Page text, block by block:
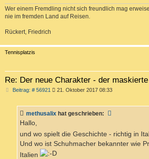
Wer einem Fremdling nicht sich freundlich mag
nie im fremden Land auf Reisen.
Rückert, Friedrich
Tennisplatzis
Re: Der neue Charakter - der
Beitrag: # 56921 B
r
21. Oktober 2017 08:33
methusalix hat geschrieben:
Hallo,
und wo spielt die Geschichte - richtig in
Und wo ist Schuhmacher bekannter wie
Italien